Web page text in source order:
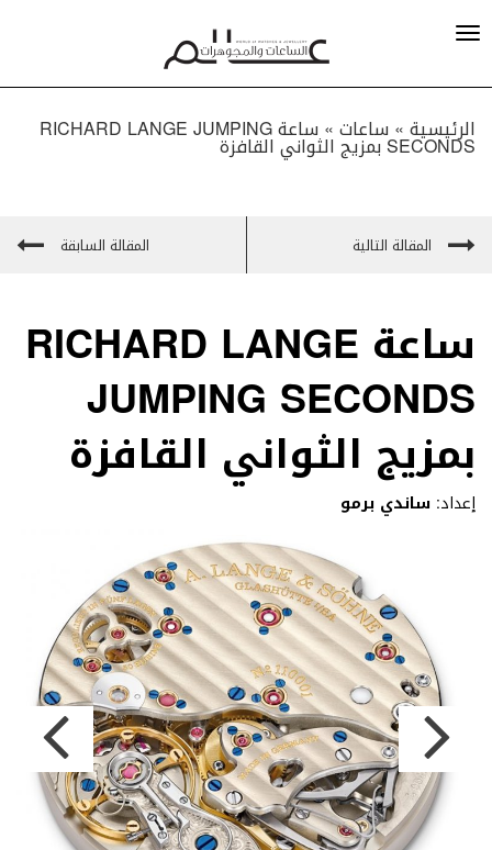
الرئيسية » ساعات» ساعة RICHARD LANGE JUMPING
SECONDS بمزيج الثواني القافزة
المقالة التالية المقالة السابقة
ساعة RICHARD LANGE
JUMPING SECONDS
بمزيج الثواني القافزة
إعداد: ساندي برمو